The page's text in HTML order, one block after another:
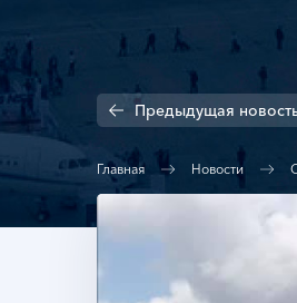
Предыдущая
Главная Новости